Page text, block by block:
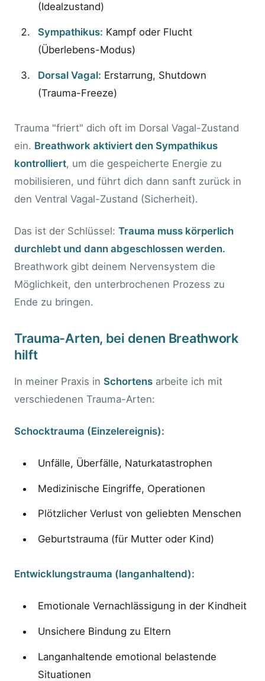
(Idealzustand)
Sympathikus: Kampf oder Flucht
(Überlebens-Modus)
Dorsal Vagal: Erstarrung, Shutdown
(Trauma-Freeze)
Trauma "friert" dich oft im Dorsal Vagal-Zustand
ein. Breathwork aktiviert den Sympathikus
kontrolliert, um die gespeicherte Energie zu
mobilisieren, und führt dich dann sanft zurück in
den Ventral Vagal-Zustand (Sicherheit).
Das ist der Schlüssel: Trauma muss körperlich
durchlebt und dann abgeschlossen werden.
Breathwork gibt deinem Nervensystem die
Möglichkeit, den unterbrochenen Prozess zu
Ende zu bringen.
Trauma-Arten, bei denen Breathwork
hilft
In meiner Praxis in Schortens arbeite ich mit
verschiedenen Trauma-Arten:
Schocktrauma (Einzelereignis):
Unfälle, Überfälle, Naturkatastrophen
Medizinische Eingriffe, Operationen
Plötzlicher Verlust von geliebten Menschen
Geburtstrauma (für Mutter oder Kind)
Entwicklungstrauma (langanhaltend):
Emotionale Vernachlässigung in der Kindheit
Unsichere Bindung zu Eltern
Langanhaltende emotional belastende
Situationen